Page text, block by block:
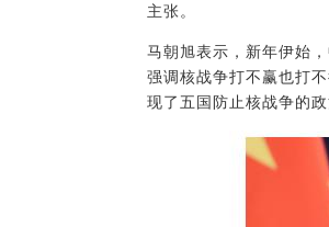
主张。
马朝旭表示，新年伊始
强调核战争打不赢也打
现了五国防止核战争的